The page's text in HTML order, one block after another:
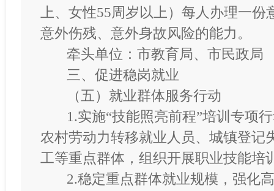
上、女性55周岁以上 ）每人办理一份
意外伤残、意外身故风险的能力。
牵头单位：市教育局、市民政局
三、促进稳岗就业
（五）就业群体服务行动
1.实施“技能照亮前程”培训专项
农村劳动力转移就业人员、城镇登记
工等重点群体，组织开展职业技能培
2.稳定重点群体就业规模，强化